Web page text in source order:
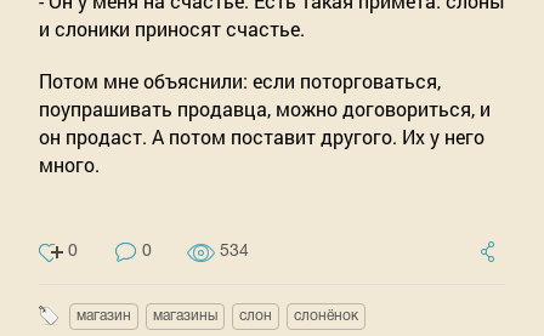
и слоники приносят счастье.
Потом мне объяснили: если поторговаться,
поупрашивать продавца, можно договориться, и
он продаст. А потом поставит другого. Их у него
много.
0 0 534
магазин магазины слон слонёнок